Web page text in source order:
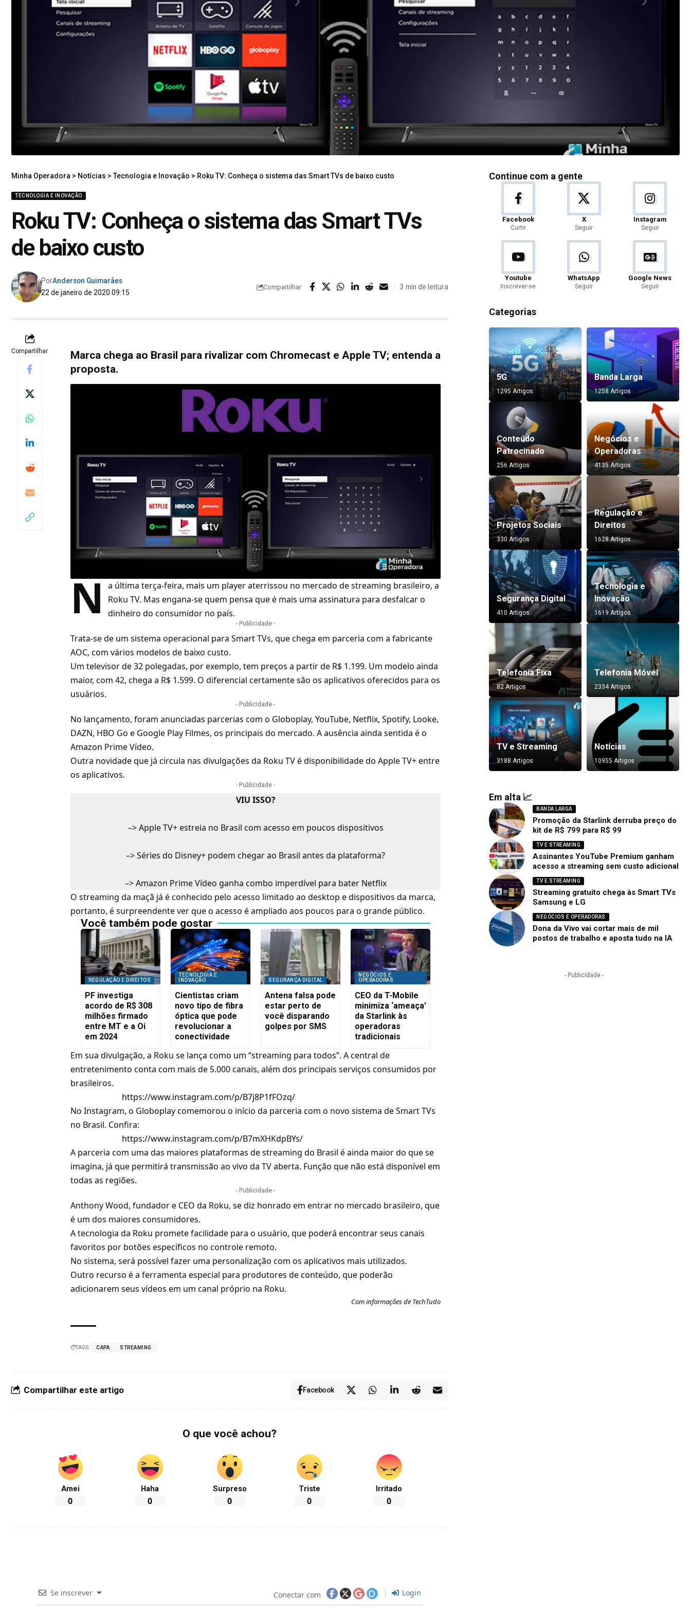
Minha Operadora > Notícias > Tecnologia e Inovação > Roku TV: Conheça o sistema das Smart TVs de baixo custo
TECNOLOGIA E INOVAÇÃO
Roku TV: Conheça o sistema das Smart TVs
de baixo custo
22 de janeiro de 2020 09:15
PorAnderson Guimarães
Compartilhar 3 min de leitura
Compartilhar
Marca chega ao Brasil para rivalizar com Chromecast e Apple TV; entenda a
proposta.
N a última terça-feira, mais um player aterrissou no mercado destreaming brasileiro, a
Roku TV. Mas engana-se quem pensa que é mais uma assinatura para desfalcar o
dinheiro do consumidor no país.
- Publicidade -
Trata-se de um sistema operacional paraSmart TVs, que chega em parceria com a fabricante
AOC, com vários modelos de baixo custo.
Um televisor de 32 polegadas, por exemplo, tem preços a partir de R$ 1.199. Um modelo ainda
maior, com 42, chega a R$ 1.599. O diferencial certamente são os aplicativos oferecidos para os
usuários.
- Publicidade -
No lançamento, foram anunciadas parcerias com o Globoplay,YouTube, Netflix,Spotify, Looke,
DAZN, HBO Go e Google Play Filmes, os principais do mercado. A ausência ainda sentida é o
Amazon Prime Vídeo.
Outra novidade que já circula nas divulgações da Roku TV é disponibilidade doApple TV+entre
os aplicativos.
- Publicidade -
VIU ISSO?
–>Apple TV+ estreia no Brasil com acesso em poucos dispositivos
–>Séries do Disney+ podem chegar ao Brasil antes da plataforma?
–>Amazon Prime Vídeo ganha combo imperdível para bater Netflix
O streaming da maçã já é conhecido pelo acesso limitado ao desktop e dispositivos da marca,
portanto, é surpreendente ver que o acesso é ampliado aos poucos para o grande público.
Você também pode gostar
REGULAÇÃO E DIREITOS
PF investiga
acordo de R$ 308
milhões firmado
entre MT e a Oi
em 2024
TECNOLOGIA E
INOVAÇÃO
Cientistas criam
novo tipo de fibra
óptica que pode
revolucionar a
conectividade
SEGURANÇA DIGITAL
Antena falsa pode
estar perto de
você disparando
golpes por SMS
NEGÓCIOS E
OPERADORAS
CEO da T-Mobile
minimiza ‘ameaça’
da Starlink às
operadoras
tradicionais
Em sua divulgação, a Roku se lança como um “streaming para todos”. A central de
entretenimento conta com mais de 5.000 canais, além dos principais serviços consumidos por
brasileiros.
https://www.instagram.com/p/B7j8P1fFOzq/
No Instagram, o Globoplay comemorou o início da parceria com o novo sistema de Smart TVs
no Brasil. Confira:
https://www.instagram.com/p/B7mXHKdpBYs/
A parceria com uma das maiores plataformas de streaming do Brasil é ainda maior do que se
imagina, já que permitirá transmissão ao vivo da TV aberta. Função que não está disponível em
todas as regiões.
- Publicidade -
Anthony Wood, fundador e CEO da Roku, se diz honrado em entrar no mercado brasileiro, que
é um dos maiores consumidores.
A tecnologia da Roku promete facilidade para o usuário, que poderá encontrar seus canais
favoritos por botões específicos no controle remoto.
No sistema, será possível fazer uma personalização com os aplicativos mais utilizados.
Outro recurso é a ferramenta especial para produtores de conteúdo, que poderão
adicionarem seus vídeos em um canal próprio na Roku.
Com informações de TechTudo
TAGS: CAPA STREAMING
Compartilhar este artigo Facebook
O que você achou?
Amei
0
Haha
0
Surpreso
0
Triste
0
Irritado
0
Se inscrever Conectar com Login
Continue com a gente
Facebook
Curtir
X
Seguir
Instagram
Seguir
Youtube
Inscrever-se
WhatsApp
Seguir
Google News
Seguir
Categorias
5G
1295 Artigos
Banda Larga
1258 Artigos
Conteúdo
Patrocinado
256 Artigos
Negócios e
Operadoras
4135 Artigos
Projetos Sociais
330 Artigos
Regulação e
Direitos
1628 Artigos
Segurança Digital
410 Artigos
Tecnologia e
Inovação
1619 Artigos
Telefonia Fixa
82 Artigos
Telefonia Móvel
2334 Artigos
TV e Streaming
3188 Artigos
Notícias
10955 Artigos
Em alta 📈
BANDA LARGA
Promoção da Starlink derruba preço do
kit de R$ 799 para R$ 99
TV E STREAMING
Assinantes YouTube Premium ganham
acesso a streaming sem custo adicional
TV E STREAMING
Streaming gratuito chega às Smart TVs
Samsung e LG
NEGÓCIOS E OPERADORAS
Dona da Vivo vai cortar mais de mil
postos de trabalho e aposta tudo na IA
- Publicidade -